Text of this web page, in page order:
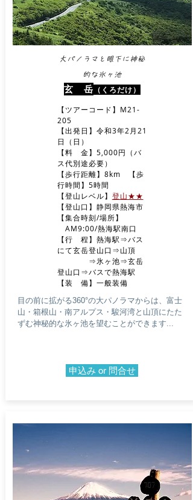
大パノラマと眼下に神秘
的な氷ヶ池
玄 岳 （くろだけ）
【ツアーコード】M21-
205
【出発日】令和3年2月21
日（日）
【料 金】5,000円（バ
ス代別途必要）
【歩行距離】8km 【歩
行時間】5時間
​【登山レベル】 登山★★
【登山口】静岡県熱海市
【集合時刻/場所】
AM9:00/熱海駅南口
​【行 程】熱海駅⇒バス
にて玄岳登山口⇒山頂
⇒氷ヶ池⇒玄岳
登山口⇒バスで熱海駅
​【装 備】一般装備
​目の前に拡がる360°の大パノラマからは、富士
山・箱根山・南アルプス・駿河湾と山頂にたた
ずむ神秘的な氷ヶ池を望むことができます...
申込み or 問合せ